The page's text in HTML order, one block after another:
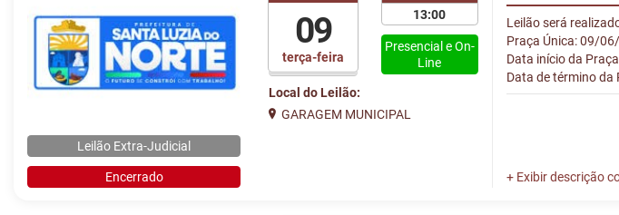
Leilão Extra-Judicial
Encerrado
terça-feira
09 13:00
Presencial e On-
Line
Local do Leilão:
GARAGEM MUNICIPAL
Leilão será
Praça Única: 09/
Data início da
Data de término da